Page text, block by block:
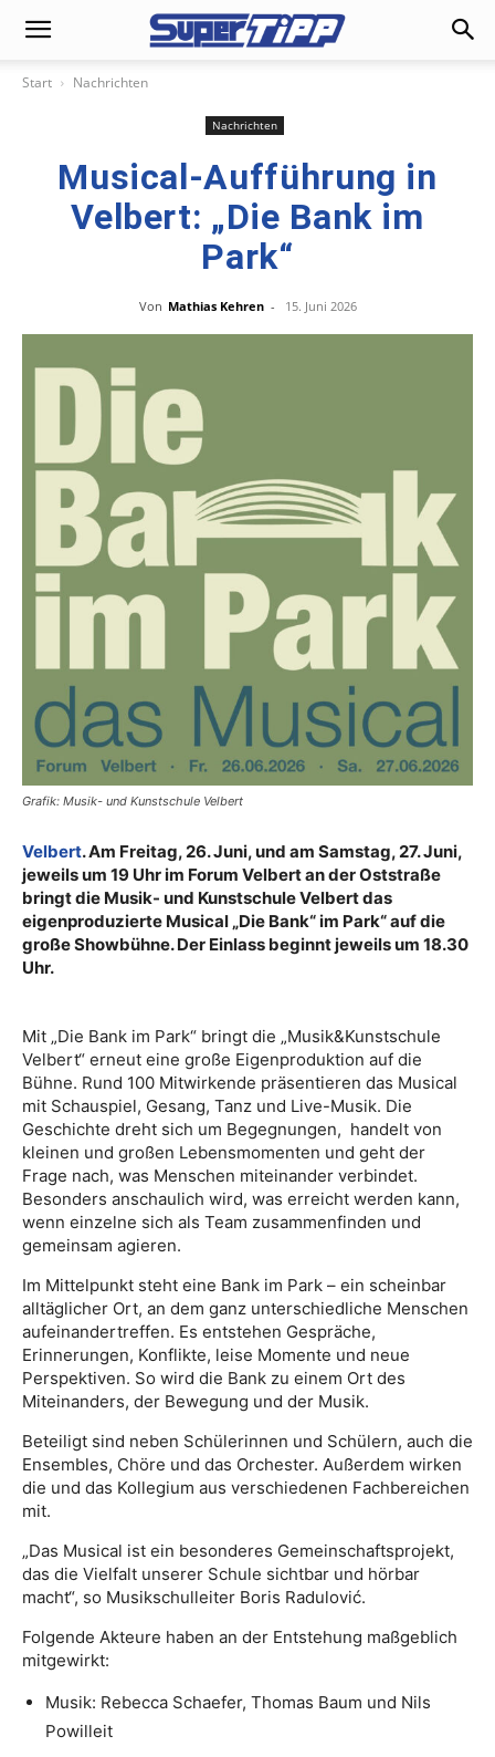
Start Nachrichten
Nachrichten
Musical-Aufführung in
Velbert: „Die Bank im
Park“
Von Mathias Kehren - 15. Juni 2026
Grafik: Musik- und Kunstschule Velbert
Velbert. Am Freitag, 26. Juni, und am Samstag, 27. Juni,
jeweils um 19 Uhr im Forum Velbert an der Oststraße
bringt die Musik- und Kunstschule Velbert das
eigenproduzierte Musical „Die Bank“ im Park“ auf die
große Showbühne. Der Einlass beginnt jeweils um 18.30
Uhr.
Mit „Die Bank im Park“ bringt die „Musik&Kunstschule
Velbert“ erneut eine große Eigenproduktion auf die
Bühne. Rund 100 Mitwirkende präsentieren das Musical
mit Schauspiel, Gesang, Tanz und Live-Musik. Die
Geschichte dreht sich um Begegnungen, handelt von
kleinen und großen Lebensmomenten und geht der
Frage nach, was Menschen miteinander verbindet.
Besonders anschaulich wird, was erreicht werden kann,
wenn einzelne sich als Team zusammenfinden und
gemeinsam agieren.
Im Mittelpunkt steht eine Bank im Park – ein scheinbar
alltäglicher Ort, an dem ganz unterschiedliche Menschen
aufeinandertreffen. Es entstehen Gespräche,
Erinnerungen, Konflikte, leise Momente und neue
Perspektiven. So wird die Bank zu einem Ort des
Miteinanders, der Bewegung und der Musik.
Beteiligt sind neben Schülerinnen und Schülern, auch die
Ensembles, Chöre und das Orchester. Außerdem wirken
die und das Kollegium aus verschiedenen Fachbereichen
mit.
„Das Musical ist ein besonderes Gemeinschaftsprojekt,
das die Vielfalt unserer Schule sichtbar und hörbar
macht“, so Musikschulleiter Boris Radulović.
Folgende Akteure haben an der Entstehung maßgeblich
mitgewirkt:
Musik: Rebecca Schaefer, Thomas Baum und Nils
Powilleit